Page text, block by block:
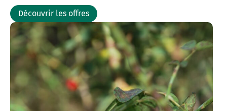
Découvrir les offres